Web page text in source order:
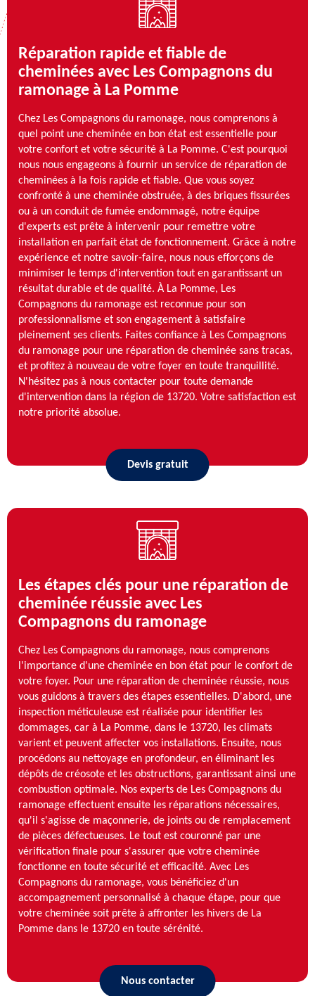
Réparation rapide et fiable de
cheminées avec Les Compagnons du
ramonage à La Pomme
Chez Les Compagnons du ramonage, nous comprenons à
quel point une cheminée en bon état est essentielle pour
votre confort et votre sécurité à La Pomme. C'est pourquoi
nous nous engageons à fournir un service de réparation de
cheminées à la fois rapide et fiable. Que vous soyez
confronté à une cheminée obstruée, à des briques fissurées
ou à un conduit de fumée endommagé, notre équipe
d'experts est prête à intervenir pour remettre votre
installation en parfait état de fonctionnement. Grâce à notre
expérience et notre savoir-faire, nous nous efforçons de
minimiser le temps d'intervention tout en garantissant un
résultat durable et de qualité. À La Pomme, Les
Compagnons du ramonage est reconnue pour son
professionnalisme et son engagement à satisfaire
pleinement ses clients. Faites confiance à Les Compagnons
du ramonage pour une réparation de cheminée sans tracas,
et profitez à nouveau de votre foyer en toute tranquillité.
N'hésitez pas à nous contacter pour toute demande
d'intervention dans la région de 13720. Votre satisfaction est
notre priorité absolue.
Devis gratuit
Les étapes clés pour une réparation de
cheminée réussie avec Les
Compagnons du ramonage
Chez Les Compagnons du ramonage, nous comprenons
l'importance d'une cheminée en bon état pour le confort de
votre foyer. Pour une réparation de cheminée réussie, nous
vous guidons à travers des étapes essentielles. D'abord, une
inspection méticuleuse est réalisée pour identifier les
dommages, car à La Pomme, dans le 13720, les climats
varient et peuvent affecter vos installations. Ensuite, nous
procédons au nettoyage en profondeur, en éliminant les
dépôts de créosote et les obstructions, garantissant ainsi une
combustion optimale. Nos experts de Les Compagnons du
ramonage effectuent ensuite les réparations nécessaires,
qu'il s'agisse de maçonnerie, de joints ou de remplacement
de pièces défectueuses. Le tout est couronné par une
vérification finale pour s'assurer que votre cheminée
fonctionne en toute sécurité et efficacité. Avec Les
Compagnons du ramonage, vous bénéficiez d'un
accompagnement personnalisé à chaque étape, pour que
votre cheminée soit prête à affronter les hivers de La
Pomme dans le 13720 en toute sérénité.
Nous contacter